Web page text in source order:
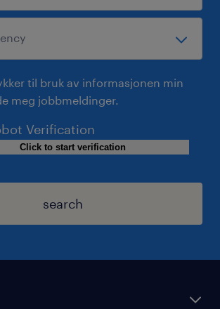
til bruk av informasjonen min
meg jobbmeldinger.
Verification
Click to start verification
search